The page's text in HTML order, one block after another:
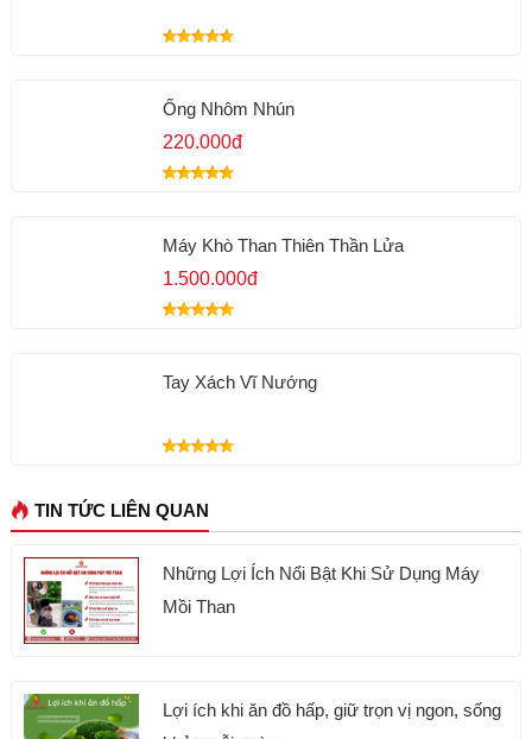
Ống Nhôm Nhún
220.000đ
Máy Khò Than Thiên Thần Lửa
1.500.000đ
Tay Xách Vĩ Nướng
TIN TỨC LIÊN QUAN
Những Lợi Ích Nổi Bật Khi Sử Dụng Máy
Mồi Than
Lợi ích khi ăn đồ hấp, giữ trọn vị ngon, sống